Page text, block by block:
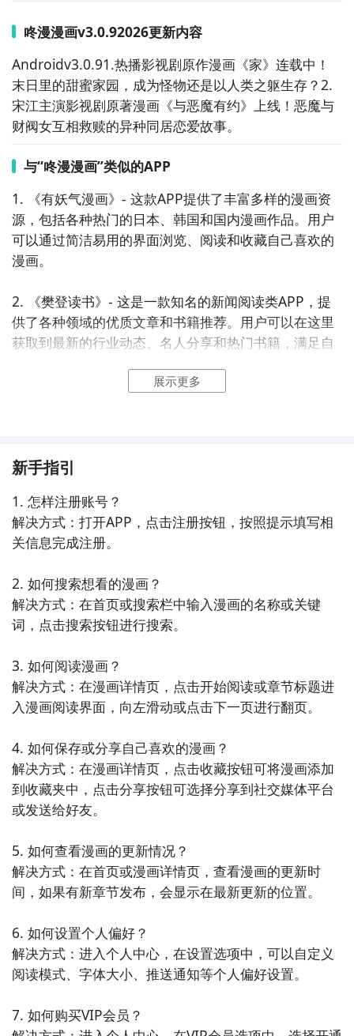
咚漫漫画v3.0.92026更新内容
Androidv3.0.91.热播影视剧原作漫画《家》连载中！
末日里的甜蜜家园，成为怪物还是以人类之躯生存？2.
宋江主演影视剧原著漫画《与恶魔有约》上线！恶魔与
财阀女互相救赎的异种同居恋爱故事。
与“咚漫漫画”类似的APP
1. 《有妖气漫画》- 这款APP提供了丰富多样的漫画资
源，包括各种热门的日本、韩国和国内漫画作品。用户
可以通过简洁易用的界面浏览、阅读和收藏自己喜欢的
漫画。
2. 《樊登读书》- 这是一款知名的新闻阅读类APP，提
供了各种领域的优质文章和书籍推荐。用户可以在这里
获取到最新的行业动态、名人分享和热门书籍，满足自
论和分享自己的喜好。
4. 《网易云阅读》- 这是一款全面的新闻阅读应用，提
供了各类热门资讯、专栏文章和优质图书。用户可以在
这里获取到最新的新闻动态、文化时评和热门小说，满
5. 《腾讯动漫》- 这款APP拥有丰富的漫画资源，包括
国内外热门漫画作品和原创漫画。用户可以在这里阅读
漫画爱好者交流互动。
6. 《知乎日报》- 这是一款集新闻资讯、故事分享和精
会热点、科技趋势和文化观点，满足自己对于多样化内
容的阅读需求。
7. 《漫客栈》- 这款APP提供了大量的热门漫画作品，
读和分享自己喜欢的漫画，还可以参与到漫画社区中与
其他漫迷交流互动。
各类图书、杂志和文学作品。用户可以在这里发现新的
阅读兴趣、获取推荐书单和与其他读者交流分享读书心
得。
9. 《布卡漫画》- 这款APP汇集了大量的漫画作品，包
展示更多
新手指引
1. 怎样注册账号？
解决方式：打开APP，点击注册按钮，按照提示填写相
关信息完成注册。
2. 如何搜索想看的漫画？
解决方式：在首页或搜索栏中输入漫画的名称或关键
词，点击搜索按钮进行搜索。
3. 如何阅读漫画？
解决方式：在漫画详情页，点击开始阅读或章节标题进
入漫画阅读界面，向左滑动或点击下一页进行翻页。
4. 如何保存或分享自己喜欢的漫画？
解决方式：在漫画详情页，点击收藏按钮可将漫画添加
到收藏夹中，点击分享按钮可选择分享到社交媒体平台
或发送给好友。
5. 如何查看漫画的更新情况？
解决方式：在首页或漫画详情页，查看漫画的更新时
间，如果有新章节发布，会显示在最新更新的位置。
6. 如何设置个人偏好？
解决方式：进入个人中心，在设置选项中，可以自定义
阅读模式、字体大小、推送通知等个人偏好设置。
7. 如何购买VIP会员？